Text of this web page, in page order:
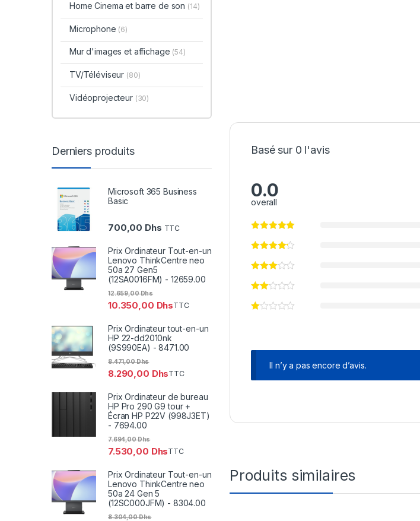
Basé sur 0 l'avis
0.0
overall
Il n’y a pas encore d’avis.
Produits similaires
Home Cinema et barre de son (14)
Microphone (6)
Mur d'images et affichage (54)
TV/Téléviseur (80)
Vidéoprojecteur (30)
Derniers produits
Microsoft 365 Business
Basic
700,00 Dhs TTC
Prix Ordinateur Tout-en-un
Lenovo ThinkCentre neo
50a 27 Gen5
(12SA0016FM) - 12659.00
10.350,00 Dhs
12.659,00Dhs
TTC
Prix Ordinateur tout-en-un
HP 22-dd2010nk
(9S990EA) - 8471.00
8.290,00 Dhs
8.471,00Dhs
TTC
Prix Ordinateur de bureau
HP Pro 290 G9 tour +
Écran HP P22V (998J3ET)
- 7694.00
7.530,00 Dhs
7.694,00Dhs
TTC
Prix Ordinateur Tout-en-un
Lenovo ThinkCentre neo
50a 24 Gen 5
(12SC000JFM) - 8304.00
8.304,00Dhs